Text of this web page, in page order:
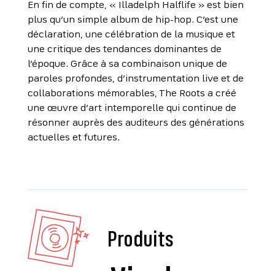
En fin de compte, « Illadelph Halflife » est bien
plus qu’un simple album de hip-hop. C’est une
déclaration, une célébration de la musique et
une critique des tendances dominantes de
l’époque. Grâce à sa combinaison unique de
paroles profondes, d’instrumentation live et de
collaborations mémorables, The Roots a créé
une œuvre d’art intemporelle qui continue de
résonner auprès des auditeurs des générations
actuelles et futures.
Produits